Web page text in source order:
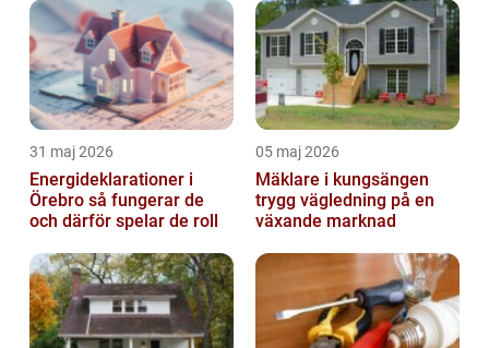
31 maj 2026
Energideklarationer i
Örebro så fungerar de
och därför spelar de roll
05 maj 2026
Mäklare i kungsängen
trygg vägledning på en
växande marknad